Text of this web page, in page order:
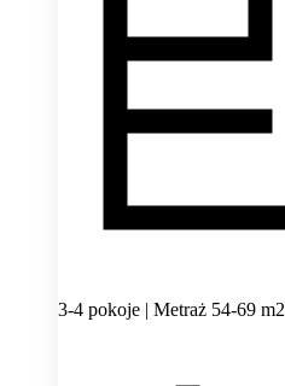
3-4 pokoje | Metraż 54-69 m2